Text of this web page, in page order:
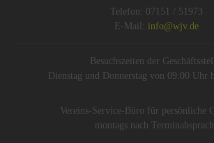
Telefon: 07151 / 51973
E-Mail: info@wjv.de
Besuchszeiten der
Dienstag und Donnerstag von 09:00 Uhr
Vereins-Service-Büro für persönliche
montags nach